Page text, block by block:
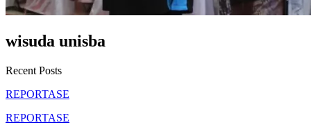
wisuda unisba
Recent Posts
REPORTASE
REPORTASE